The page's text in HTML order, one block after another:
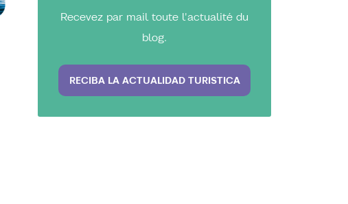
Recevez par mail toute l'actualité du
blog.
RECIBA LA ACTUALIDAD TURISTICA